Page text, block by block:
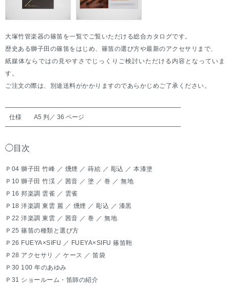
大塚竹管楽器の篠笛を一覧でご覧いただける総合カタログです。
歴史ある獅子田の篠笛をはじめ、篠笛の選び方や最新のアクセサリまで、
紙媒体ならではの見やすさでじっくりご検討いただける内容となっていま
す。
ご注文の際は、別途送料がかかりますのであらかじめご了承ください。
仕様 A5 判／ 36 ページ
◯目次
Ｐ04 獅子田 竹峰 ／ 燻煙 ／ 蒔絵 ／ 彫込 ／ 本漆塗
Ｐ10 獅子田 竹渓 ／ 茜音 ／ 塗 ／ 巻 ／ 無地
Ｐ16 邦楽調 雲雀 ／ 雲雀
Ｐ18 洋楽調 東雲 麗 ／ 燻煙 ／ 彫込 ／ 漆黒
Ｐ22 洋楽調 東雲 ／ 茜音 ／ 巻 ／ 無地
Ｐ25 篠笛の種類と選び方
Ｐ26 FUEYA×SIFU ／ FUEYA×SIFU 篠笛鞄
Ｐ28 アクセサリ ／ ケース ／ 笛袋
Ｐ30 100 年のあゆみ
Ｐ31 ショールーム・笛師の紹介